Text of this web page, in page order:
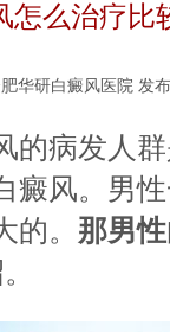
怎么治疗比
华研白癜风医院 发
病发人群
癜风。男
。 那男